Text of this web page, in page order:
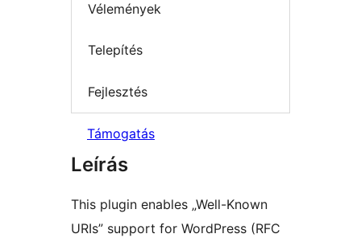
Vélemények
Telepítés
Fejlesztés
Támogatás
Leírás
This plugin enables „Well-Known
URIs” support for WordPress (RFC